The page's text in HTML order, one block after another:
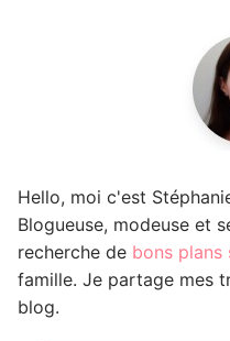
Hello, moi c'est
Blogueuse, modeuse et
recherche de bons plans
famille. Je partage mes
blog.